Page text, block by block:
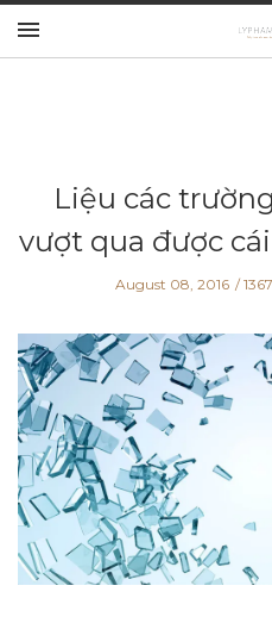
Liệu các
vượt qua được
August 08, 2016